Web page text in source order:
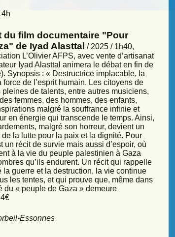
du film documentaire "Pour
de Iyad Alasttal / 2025 / 1h40,
L’Olivier AFPS, avec vente d’artisanat
Iyad Alasttal animera le débat en fin de
Synopsis : « Destructrice implacable, la
de l’esprit humain. Les citoyens de
de talents, entre autres musiciens,
femmes, des hommes, des enfants,
malgré la souffrance infinie et
en énergie qui transcende le temps. Ainsi,
malgré son horreur, devient un
la lutte pour la paix et la dignité. Pour
un récit de survie mais aussi d’espoir, où
à la vie du peuple palestinien à Gaza
qu’ils endurent. Un récit qui rappelle
la guerre et la destruction, la vie continue
les tentes, et qui prouve que, même dans
du « peuple de Gaza » demeure
Essonnes